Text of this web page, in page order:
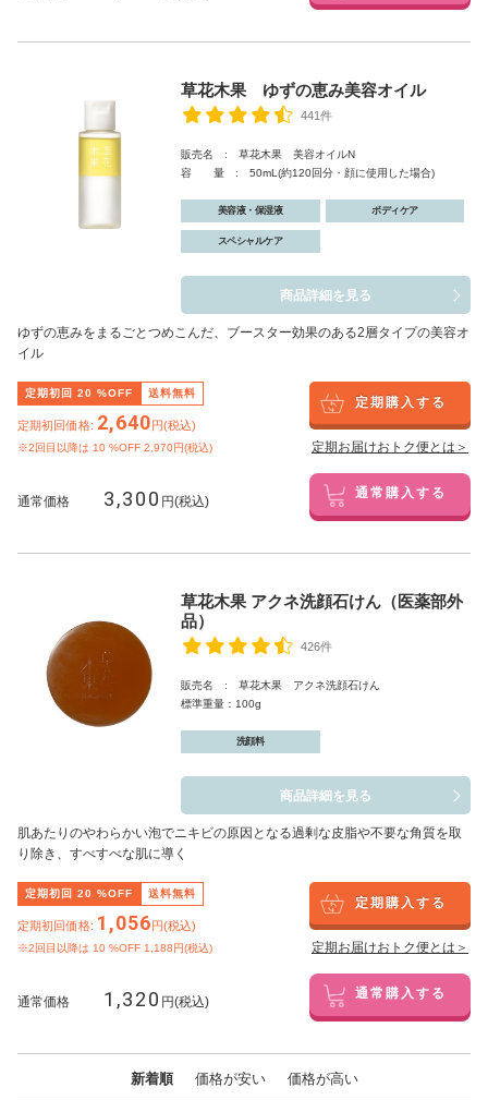
草花木果 ゆずの恵み美容オイル
441件
販売名 : 草花木果 美容オイルN
容 量 : 50mL(約120回分・顔に使用した場合)
美容液・保湿液 ボディケア
スペシャルケア
商品詳細を見る
ゆずの恵みをまるごとつめこんだ、ブースター効果のある2層タイプの美容オ
イル
定期初回 20 %OFF 送料無料
定期初回価格: 2,640円(税込)
※2回目以降は 10 %OFF 2,970円(税込)
定期購入する
定期お届けおトク便とは＞
通常価格 3,300 円(税込) 通常購入する
草花木果 アクネ洗顔石けん（医薬部外
品）
426件
販売名 : 草花木果 アクネ洗顔石けん
標準重量：100g
洗顔料
商品詳細を見る
肌あたりのやわらかい泡でニキビの原因となる過剰な皮脂や不要な角質を取
り除き、すべすべな肌に導く
定期初回 20 %OFF 送料無料
定期初回価格: 1,056円(税込)
※2回目以降は 10 %OFF 1,188円(税込)
定期購入する
定期お届けおトク便とは＞
通常価格 1,320 円(税込) 通常購入する
新着順 価格が安い 価格が高い